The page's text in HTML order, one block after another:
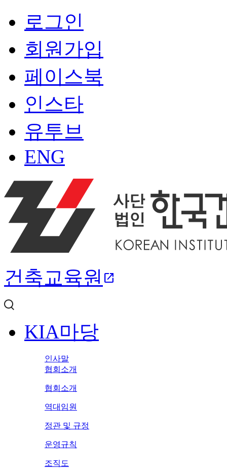
로그인
회원가입
페이스북
인스타
유투브
ENG
건축교육원 open_in_new
KIA마당
인사말
협회소개
협회소개
역대임원
정관 및 규정
운영규칙
조직도